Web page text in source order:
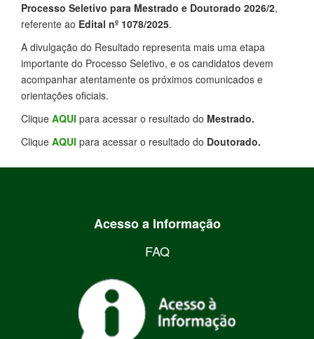
Processo Seletivo para Mestrado e Doutorado 2026/2,
referente ao Edital nº 1078/2025.
A divulgação do Resultado representa mais uma etapa
importante do Processo Seletivo, e os candidatos devem
acompanhar atentamente os próximos comunicados e
orientações oficiais.
Clique AQUI para acessar o resultado do Mestrado.
Clique AQUI para acessar o resultado do Doutorado.
Acesso a Informação
FAQ